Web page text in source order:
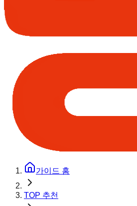
가이드 홈
TOP 추천